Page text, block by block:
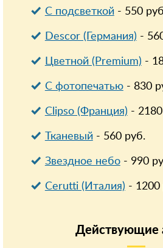
С подсветкой- 550
Descor (Германия) -
Цветной (Premium) -
С фотопечатью- 830
Clipso (Франция) - 2180
Тканевый- 560руб.
Звездное небо- 990
Cerutti (Италия) - 1200
Действующие